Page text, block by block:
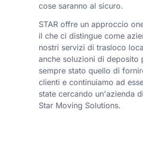
cose saranno al sicuro.
STAR offre un approccio
il che ci distingue come
nostri servizi di trasloco
anche soluzioni di
sempre stato quello di
clienti e continuiamo ad
state cercando un'azienda
Star Moving Solutions.